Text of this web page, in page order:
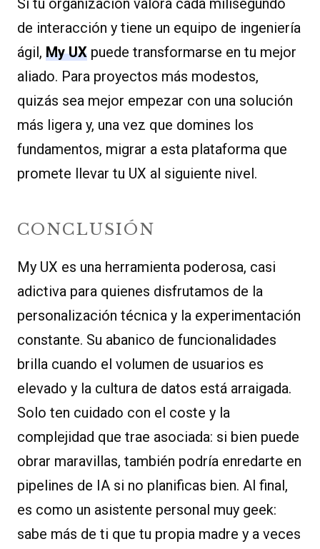
Si tu organización valora cada milisegundo
de interacción y tiene un equipo de ingeniería
ágil, My UX puede transformarse en tu mejor
aliado. Para proyectos más modestos,
quizás sea mejor empezar con una solución
más ligera y, una vez que domines los
fundamentos, migrar a esta plataforma que
promete llevar tu UX al siguiente nivel.
CONCLUSIÓN
My UX es una herramienta poderosa, casi
adictiva para quienes disfrutamos de la
personalización técnica y la experimentación
constante. Su abanico de funcionalidades
brilla cuando el volumen de usuarios es
elevado y la cultura de datos está arraigada.
Solo ten cuidado con el coste y la
complejidad que trae asociada: si bien puede
obrar maravillas, también podría enredarte en
pipelines de IA si no planificas bien. Al final,
es como un asistente personal muy geek:
sabe más de ti que tu propia madre y a veces